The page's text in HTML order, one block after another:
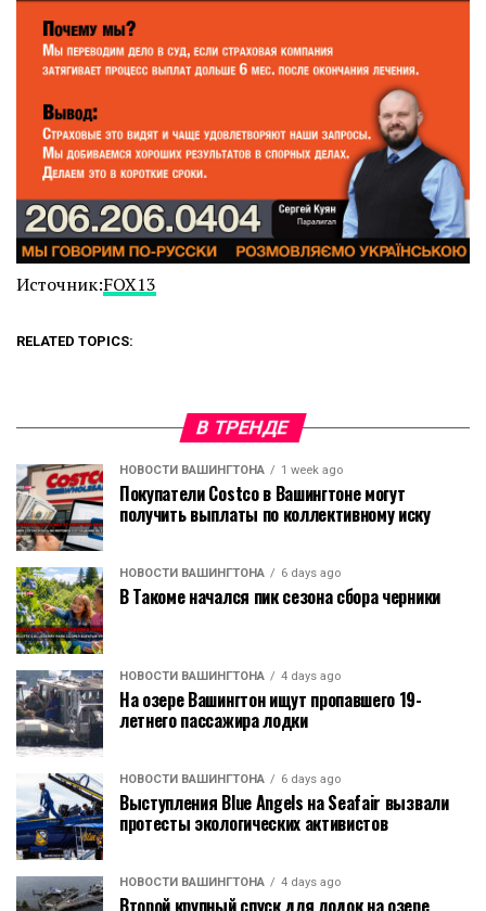
Источник:FOX13
RELATED TOPICS:
В ТРЕНДЕ
НОВОСТИ ВАШИНГТОНА 1 week ago
Покупатели Costco в Вашингтоне могут
получить выплаты по коллективному иску
НОВОСТИ ВАШИНГТОНА 6 days ago
В Такоме начался пик сезона сбора черники
НОВОСТИ ВАШИНГТОНА 4 days ago
На озере Вашингтон ищут пропавшего 19-
летнего пассажира лодки
НОВОСТИ ВАШИНГТОНА 6 days ago
Выступления Blue Angels на Seafair вызвали
протесты экологических активистов
НОВОСТИ ВАШИНГТОНА 4 days ago